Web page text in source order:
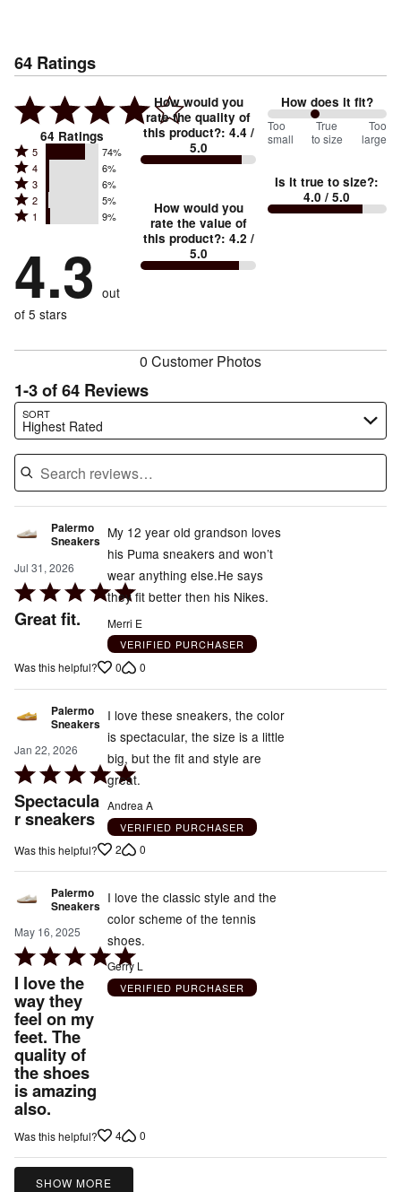
64 Ratings
64 Ratings
Rated
5
stars
by
reviewers
5 74%
Rated
4
stars
by
of
reviewers
4 6%
Rated
3
stars
6%
of
reviewers
3 6%
Rated
2
by
5%
reviewers
2 5%
Rated
stars
by
9%
of
1 9%
4.3 out
of 5 stars
How would you
rate the quality of
this product?: 4.4 /
5.0
How would you
rate the value of
this product?: 4.2 /
5.0
How does it fit?
80%
between
small
and
Too
small
True
to size
Too
large
Is it true to size?:
4.0 / 5.0
0 Customer Photos
1-3 of 64 Reviews
SORT
Highest Rated
Search reviews…
Palermo
Sneakers
Jul 31, 2026
Rated
5
5
Great fit.
My 12 year old grandson loves
his Puma sneakers and won’t
wear anything else.He says
they fit better then his Nikes.
Merri E
VERIFIED PURCHASER
Was this helpful? 0 0
Palermo
Sneakers
Jan 22, 2026
Rated
5
out
5
Spectacula
r sneakers
I love these sneakers, the color
is spectacular, the size is a little
big, but the fit and style are
great.
Andrea A
VERIFIED PURCHASER
Was this helpful? 2 0
Palermo
Sneakers
May 16, 2025
Rated
5
out
of
5
I love the
way they
feel on my
feet. The
quality of
the shoes
is amazing
also.
I love the classic style and the
color scheme of the tennis
shoes.
Gerry L
VERIFIED PURCHASER
Was this helpful? 4 0
SHOW MORE